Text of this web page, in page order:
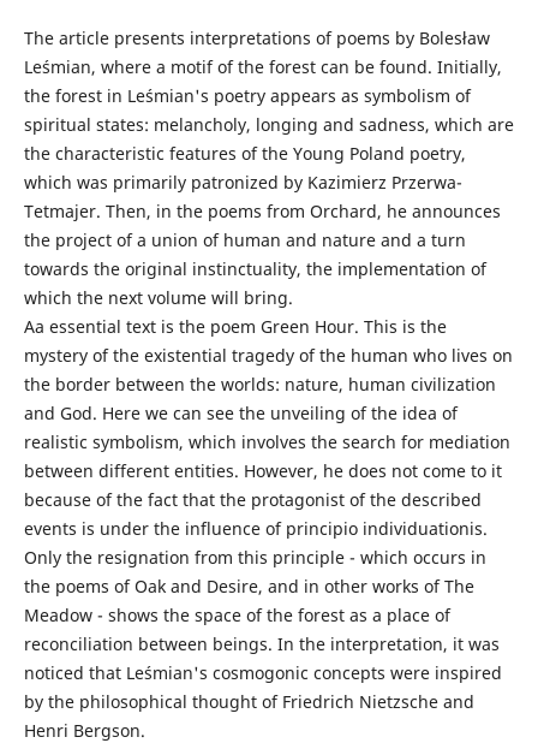
The article presents interpretations of poems by Bolesław
Leśmian, where a motif of the forest can be found. Initially,
the forest in Leśmian's poetry appears as symbolism of
spiritual states: melancholy, longing and sadness, which are
the characteristic features of the Young Poland poetry,
which was primarily patronized by Kazimierz Przerwa-
Tetmajer. Then, in the poems from Orchard, he announces
the project of a union of human and nature and a turn
towards the original instinctuality, the implementation of
which the next volume will bring.
Aa essential text is the poem Green Hour. This is the
mystery of the existential tragedy of the human who lives on
the border between the worlds: nature, human civilization
and God. Here we can see the unveiling of the idea of
realistic symbolism, which involves the search for mediation
between different entities. However, he does not come to it
because of the fact that the protagonist of the described
events is under the influence of principio individuationis.
Only the resignation from this principle - which occurs in
the poems of Oak and Desire, and in other works of The
Meadow - shows the space of the forest as a place of
reconciliation between beings. In the interpretation, it was
noticed that Leśmian's cosmogonic concepts were inspired
by the philosophical thought of Friedrich Nietzsche and
Henri Bergson.